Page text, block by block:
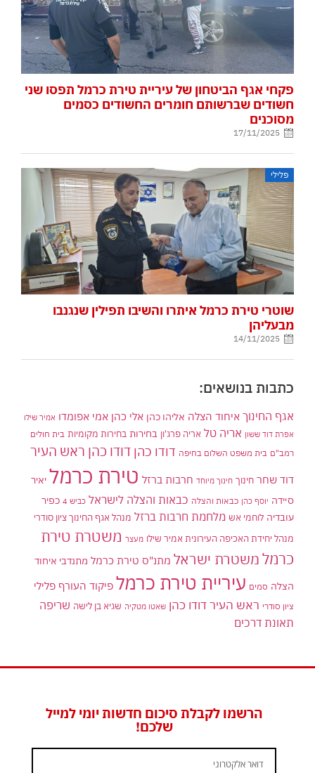
פקחי אגף הביטחון של עיריית טירת כרמל תפסו שני
חשודים שברשותם חומרים החשודים כסמים
מסוכנים
17/11/2025
פלילי
שוטרי טירת כרמל איתרו והשיבו תפילין שנגנבו
מבעליהן
14/11/2025
כתבות בנושאים:
אגף החינוך איחוד הצלה אליהו כהן אלי כהן אמי אפומדו אמיר שילו
אפרת דוד ששון אריה טל אריה פרג'ון בחירות בחירות מקומיות בית חולים
רמב"ם בית משפט השלום בחיפה דודו כהן דודו כהן ראש העיר
דוד שחר חינוך חינוך מיוחד חרבות ברזל טירת כרמל יאיר
סיידה יוסף כהן כבאות והצלה כבאות והצלה לישראל כביש 4
כפיר
עובדיה לוחמי אש מלחמת חרבות ברזל מנהל אגף החינוך ציון סודרי
מנהל יחידת האכיפה העירונית אמיר שילו מעצר משטרת טירת
כרמלמשטרת ישראל מתנ"ס טירת כרמל מתנדבי איחוד
הצלה סמים עיריית טירת כרמל פיקוד העורף פלילי
ציון סודרי ראש העיר דודו כהן שאטו מטקיה שגיא בן לישה שריפה
תאונת דרכים
הרשמו לקבלת סיכום חדשות יומי למייל
שלכם!